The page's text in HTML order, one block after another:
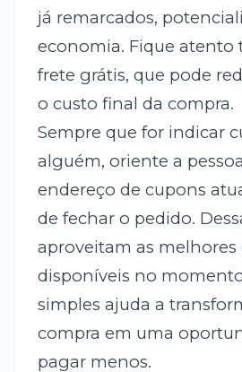
já remarcados,
economia. Fique atento
frete grátis, que pode
o custo final da compra.
Sempre que for indicar
alguém, oriente a
endereço de cupons
de fechar o pedido.
aproveitam as melhores
disponíveis no
simples ajuda a
compra em uma
pagar menos.